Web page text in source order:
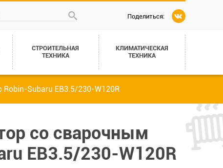
Поделиться:
СТРОИТЕЛЬНАЯ
ТЕХНИКА
КЛИМАТИЧЕСКАЯ
ТЕХНИКА
Robin-Subaru EB3.5/230-W120R
со сварочным
EB3.5/230-W120R